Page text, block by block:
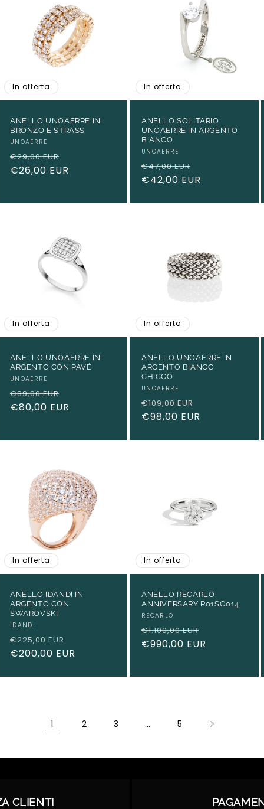
In offerta
ANELLO UNOAERRE IN
BRONZO E STRASS
Produttore:
UNOAERRE
Prezzo
di
€29,00 EUR
scontato
€26,00 EUR
In offerta
ANELLO SOLITARIO
UNOAERRE IN ARGENTO
BIANCO
Produttore:
UNOAERRE
Prezzo
di
€47,00 EUR
scontato
€42,00 EUR
In offerta
ANELLO UNOAERRE IN
ARGENTO CON PAVÉ
Produttore:
UNOAERRE
Prezzo
di
€89,00 EUR
scontato
€80,00 EUR
In offerta
ANELLO UNOAERRE IN
ARGENTO BIANCO
CHICCO
Produttore:
UNOAERRE
Prezzo
di
€109,00 EUR
€98,00 EUR
In offerta
ANELLO IDANDI IN
ARGENTO CON
SWAROVSKI
Produttore:
IDANDI
Prezzo
di
€225,00 EUR
scontato
€200,00 EUR
In offerta
ANELLO RECARLO
ANNIVERSARY R01SO014
Produttore:
RECARLO
Prezzo
di
€1.100,00 EUR
scontato
€990,00 EUR
1 2 3 … 5
CLIENTI